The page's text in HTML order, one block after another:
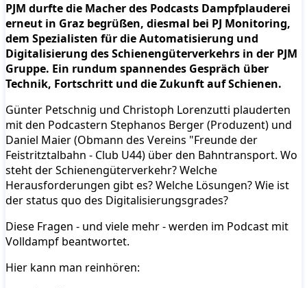
PJM durfte die Macher des Podcasts Dampfplauderei
erneut in Graz begrüßen, diesmal bei PJ Monitoring,
dem Spezialisten für die Automatisierung und
Digitalisierung des Schienengüterverkehrs in der PJM
Gruppe. Ein rundum spannendes Gespräch über
Technik, Fortschritt und die Zukunft auf Schienen.
Günter Petschnig und Christoph Lorenzutti plauderten
mit den Podcastern Stephanos Berger (Produzent) und
Daniel Maier (Obmann des Vereins "Freunde der
Feistritztalbahn - Club U44) über den Bahntransport. Wo
steht der Schienengüterverkehr? Welche
Herausforderungen gibt es? Welche Lösungen? Wie ist
der status quo des Digitalisierungsgrades?
Diese Fragen - und viele mehr - werden im Podcast mit
Volldampf beantwortet.
Hier kann man reinhören: